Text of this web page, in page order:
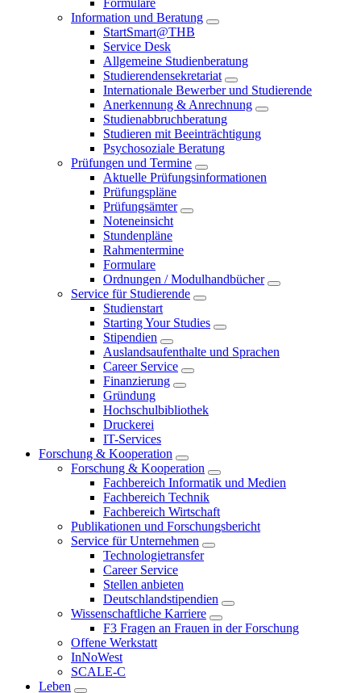
Formulare
Information und Beratung
StartSmart@THB
Service Desk
Allgemeine Studienberatung
Studierendensekretariat
Internationale Bewerber und Studierende
Anerkennung & Anrechnung
Studienabbruchberatung
Studieren mit Beeinträchtigung
Psychosoziale Beratung
Prüfungen und Termine
Aktuelle Prüfungsinformationen
Prüfungspläne
Prüfungsämter
Noteneinsicht
Stundenpläne
Rahmentermine
Formulare
Ordnungen / Modulhandbücher
Service für Studierende
Studienstart
Starting Your Studies
Stipendien
Auslandsaufenthalte und Sprachen
Career Service
Finanzierung
Gründung
Hochschulbibliothek
Druckerei
IT-Services
Forschung & Kooperation
Forschung & Kooperation
Fachbereich Informatik und Medien
Fachbereich Technik
Fachbereich Wirtschaft
Publikationen und Forschungsbericht
Service für Unternehmen
Technologietransfer
Career Service
Stellen anbieten
Deutschlandstipendien
Wissenschaftliche Karriere
F3 Fragen an Frauen in der Forschung
Offene Werkstatt
InNoWest
SCALE-C
Leben